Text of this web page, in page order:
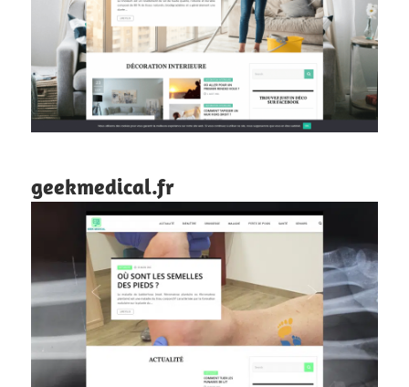
geekmedical.fr